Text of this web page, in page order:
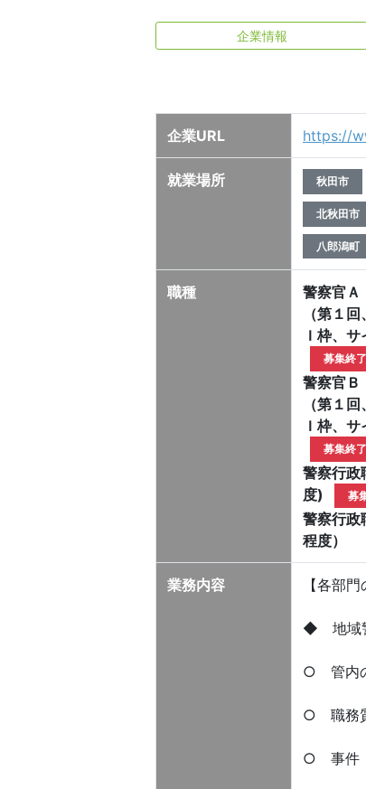
企業情報
企業URL https://
就業場所 秋田市
北秋田市
八郎潟町
職種
警察官Ａ
（第１
Ｉ枠、
募集終了
警察官Ｂ
（第１
Ｉ枠、
募集終了
警察行政
度)
募
警察行政
程度）
業務内容 【各部
◆ 地域
○ 管内
○ 職務
○ 事件